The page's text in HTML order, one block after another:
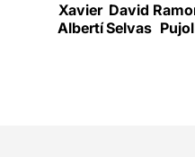
Xavier
Albertí
David
Selvas Pujol